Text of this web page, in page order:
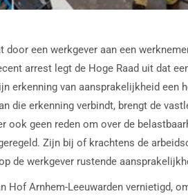
door een werkgever aan een
arrest legt de Hoge Raad uit dat
erkenning van aansprakelijkheid
die erkenning verbindt, brengt de
ook geen reden om over de
Zijn bij of krachtens de
de werkgever rustende
Hof Arnhem-Leeuwarden